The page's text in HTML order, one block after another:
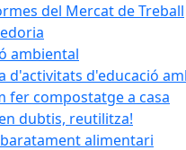
del Mercat de Treball
ambiental
d'activitats d'educació
fer compostatge a casa
dubtis, reutilitza!
alimentari